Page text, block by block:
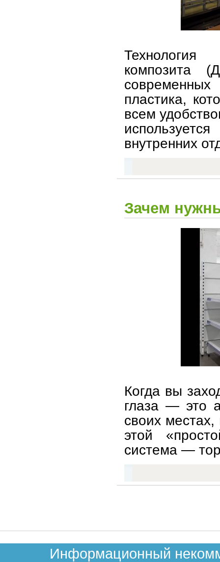
Технология
композита
пластика,
всем
внутренних
Зачем
Когда вы
глаза — это
своих
этой
система —
Информационный